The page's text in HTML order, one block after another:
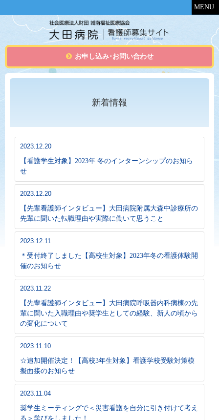
MENU
お申し込み･お問い合わせ
新着情報
2023.12.20
【看護学生対象】2023年 冬のインターンシップのお知ら
せ
2023.12.20
【先輩看護師インタビュー】大田病院附属大森中診療所の
先輩に聞いた転職理由や実際に働いて思うこと
2023.12.11
＊受付終了しました【高校生対象】2023年冬の看護体験開
催のお知らせ
2023.11.22
【先輩看護師インタビュー】大田病院呼吸器内科病棟の先
輩に聞いた入職理由や奨学生としての経験、新人の頃から
の変化について
2023.11.10
☆追加開催決定！【高校3年生対象】看護学校受験対策模
擬面接のお知らせ
2023.11.04
奨学生ミーティングで＜災害看護を自分に引き付けて考え
る＞学びをしました！